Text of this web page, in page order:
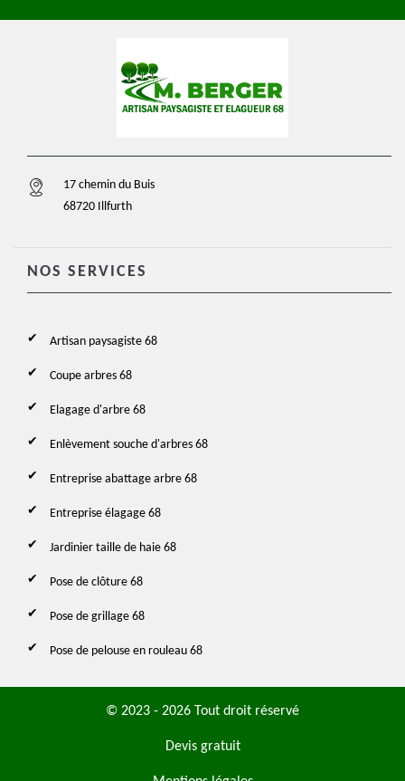
17 chemin du Buis
68720 Illfurth
NOS SERVICES
Artisan paysagiste 68
Coupe arbres 68
Elagage d'arbre 68
Enlèvement souche d'arbres 68
Entreprise abattage arbre 68
Entreprise élagage 68
Jardinier taille de haie 68
Pose de clôture 68
Pose de grillage 68
Pose de pelouse en rouleau 68
© 2023 - 2026 Tout droit réservé
Devis gratuit